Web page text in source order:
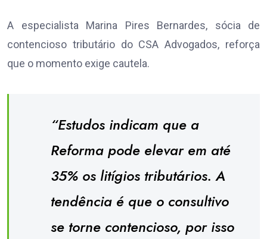
A especialista Marina Pires Bernardes, sócia de
contencioso tributário do CSA Advogados, reforça
que o momento exige cautela.
“Estudos indicam que a
Reforma pode elevar em até
35% os litígios tributários. A
tendência é que o consultivo
se torne contencioso, por isso